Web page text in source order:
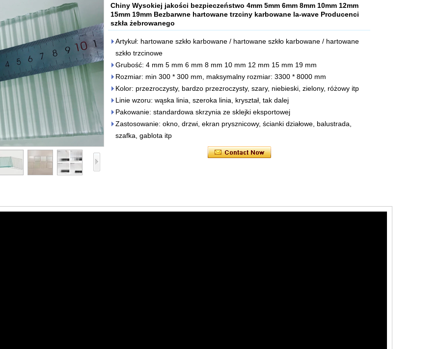
Chiny Wysokiej jakości bezpieczeństwo 4mm 5mm 6mm 8mm 10mm 12mm
15mm 19mm Bezbarwne hartowane trzciny karbowane la-wave Producenci
szkła żebrowanego
Artykuł: hartowane szkło karbowane / hartowane szkło karbowane / hartowane
szkło trzcinowe
Grubość: 4 mm 5 mm 6 mm 8 mm 10 mm 12 mm 15 mm 19 mm
Rozmiar: min 300 * 300 mm, maksymalny rozmiar: 3300 * 8000 mm
Kolor: przezroczysty, bardzo przezroczysty, szary, niebieski, zielony, różowy itp
Linie wzoru: wąska linia, szeroka linia, kryształ, tak dalej
Pakowanie: standardowa skrzynia ze sklejki eksportowej
Zastosowanie: okno, drzwi, ekran prysznicowy, ścianki działowe, balustrada,
szafka, gablota itp